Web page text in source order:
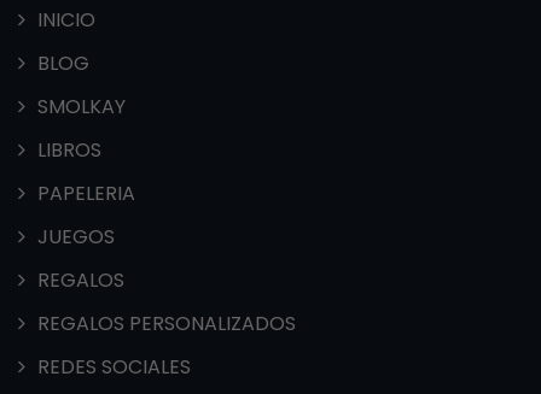
INICIO
BLOG
SMOLKAY
LIBROS
PAPELERIA
JUEGOS
REGALOS
REGALOS PERSONALIZADOS
REDES SOCIALES